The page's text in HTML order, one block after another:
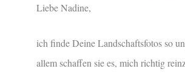
Liebe Nadine,
ich finde Deine Landschaftsfotos so
allem schaffen sie es, mich richtig